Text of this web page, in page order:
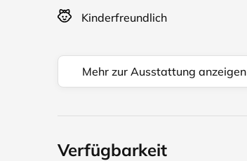
Kinderfreundlich
Mehr zur Ausstattung anzeigen
Verfügbarkeit